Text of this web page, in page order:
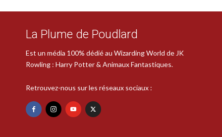
La Plume de Poudlard
Est un média 100% dédié au Wizarding World de JK
Rowling : Harry Potter & Animaux Fantastiques.
Retrouvez-nous sur les réseaux sociaux :